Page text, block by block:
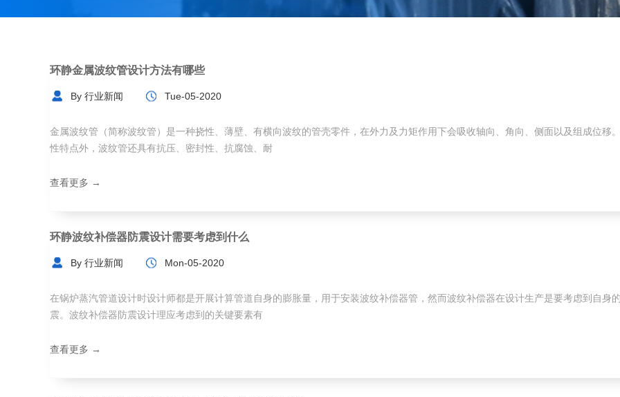
环静金属波纹管设计方法有哪些
By 行业新闻 Tue-05-2020
金属波纹管（简称波纹管）是一种挠性、薄壁、有横向波纹的管壳零件，在外力及力矩作用下会吸收轴向、角向、侧面以及组成位移
性特点外，波纹管还具有抗压、密封性、抗腐蚀、耐
查看更多 →
环静波纹补偿器防震设计需要考虑到什么
By 行业新闻 Mon-05-2020
在锅炉蒸汽管道设计时设计师都是开展计算管道自身的膨胀量，用于安装波纹补偿器管，然而波纹补偿器在设计生产是要考虑到自身
震。波纹补偿器防震设计理应考虑到的关键要素有
查看更多 →